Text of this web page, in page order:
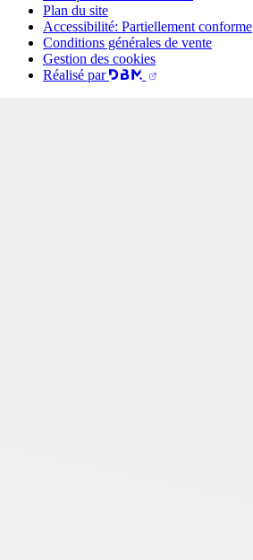
Plan du site
Accessibilité: Partiellement conforme
Conditions générales de vente
Gestion des cookies
Réalisé par